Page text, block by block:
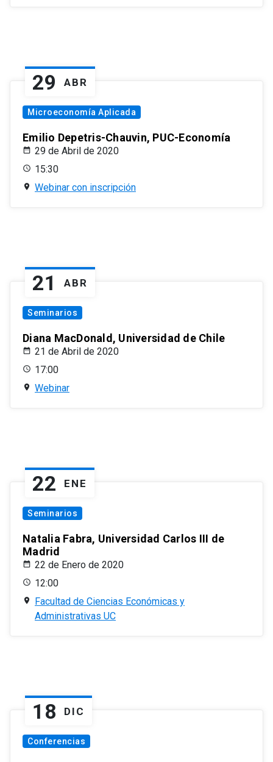
29 ABR
Microeconomía Aplicada
Emilio Depetris-Chauvin, PUC-Economía
29 de Abril de 2020
15:30
Webinar con inscripción
21 ABR
Seminarios
Diana MacDonald, Universidad de Chile
21 de Abril de 2020
17:00
Webinar
22 ENE
Seminarios
Natalia Fabra, Universidad Carlos III de
Madrid
22 de Enero de 2020
12:00
Facultad de Ciencias Económicas y
Administrativas UC
18 DIC
Conferencias